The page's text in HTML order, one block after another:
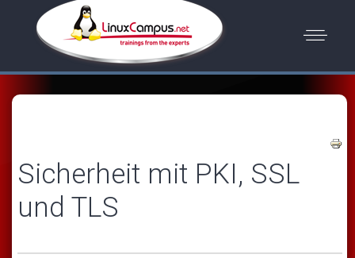
Sicherheit mit PKI, SSL
und TLS